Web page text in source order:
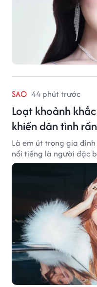
SAO 44 phút trước
Loạt khoảnh
khiến dân tình
Là em út trong gia
nổi tiếng là người đặc